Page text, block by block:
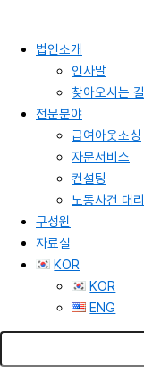
법인소개
인사말
찾아오시는 길
전문분야
급여아웃소싱
자문서비스
컨설팅
노동사건 대리
구성원
자료실
KOR
KOR
ENG